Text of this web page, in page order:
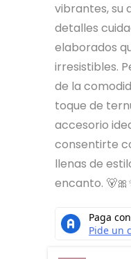
vibrantes, su
detalles
elaborados
irresistibles.
de la
toque de
accesorio
consentirte
llenas de
encanto.